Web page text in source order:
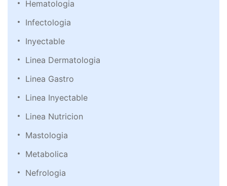
Hematologia
Infectologia
Inyectable
Linea Dermatologia
Linea Gastro
Linea Inyectable
Linea Nutricion
Mastologia
Metabolica
Nefrologia